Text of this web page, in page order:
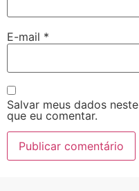
E-mail *
Salvar meus dados
que eu comentar.